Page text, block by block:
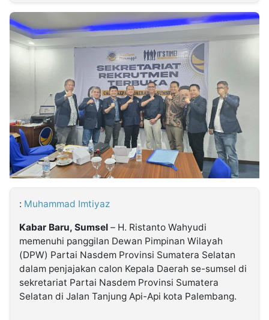
INDONESIA
Dinamikapost.com
Follow
Kabarbaru
: Muhammad Imtiyaz
Kabar Baru, Sumsel – H. Ristanto Wahyudi
memenuhi panggilan Dewan Pimpinan Wilayah
(DPW) Partai Nasdem Provinsi Sumatera Selatan
dalam penjajakan calon Kepala Daerah se-sumsel di
sekretariat Partai Nasdem Provinsi Sumatera
Selatan di Jalan Tanjung Api-Api kota Palembang.